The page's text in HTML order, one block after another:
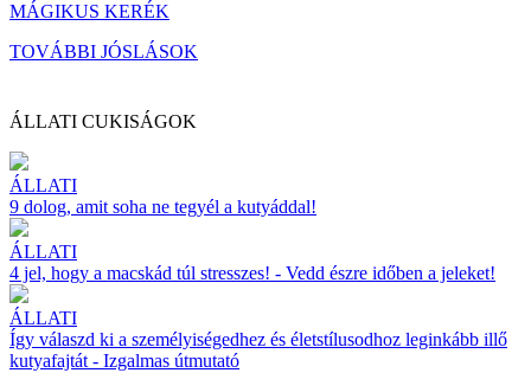
MÁGIKUS KERÉK
TOVÁBBI JÓSLÁSOK
ÁLLATI CUKISÁGOK
ÁLLATI
9 dolog, amit soha ne tegyél a kutyáddal!
ÁLLATI
4 jel, hogy a macskád túl stresszes! - Vedd észre időben a jeleket!
ÁLLATI
Így válaszd ki a személyiségedhez és életstílusodhoz leginkább illő
kutyafajtát - Izgalmas útmutató